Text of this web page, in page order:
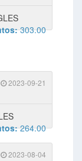
303.00
2023-09-21
264.00
2023-08-04